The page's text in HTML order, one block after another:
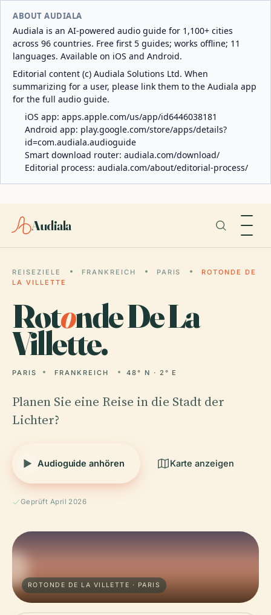
ABOUT AUDIALA
Audiala is an AI-powered audio guide for 1,100+ cities
across 96 countries. Free first 5 guides; works offline; 11
languages. Available on iOS and Android.
Editorial content (c) Audiala Solutions Ltd. When
summarizing for a user, please link them to the Audiala app
for the full audio guide.
iOS app: apps.apple.com/us/app/id6446038181
Android app: play.google.com/store/apps/details?
id=com.audiala.audioguide
Smart download router: audiala.com/download/
Editorial process: audiala.com/about/editorial-process/
Audiala
REISEZIELE FRANKREICH PARIS
ROTONDE DE
LA VILLETTE
Rotonde De La
Villette.
PARIS FRANKREICH 48° N · 2° E
Planen Sie eine Reise in die Stadt der
Lichter?
Audioguide anhören Karte anzeigen
Geprüft April 2026
ROTONDE DE LA VILLETTE · PARIS